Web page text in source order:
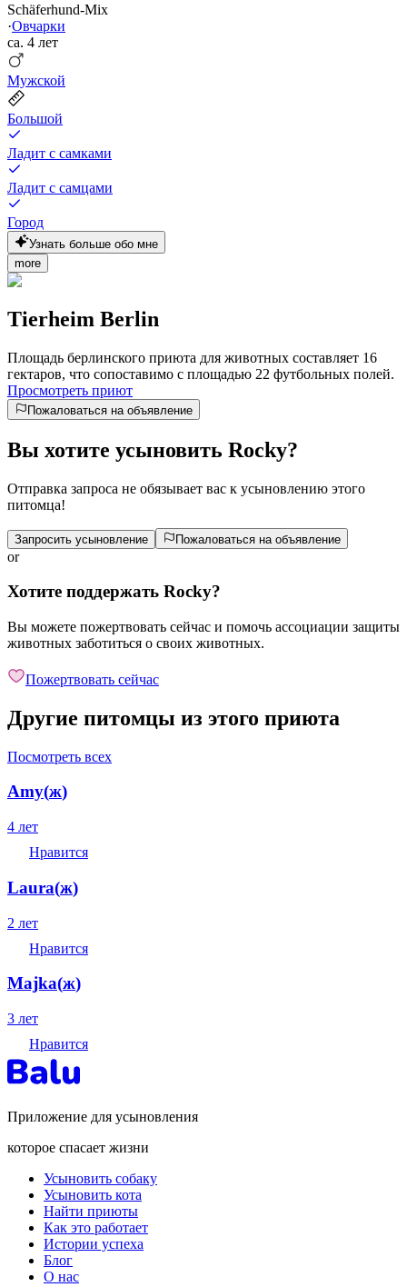
Schäferhund-Mix
·Овчарки
ca. 4 лет
Мужской
Большой
Ладит с самками
Ладит с самцами
Город
Узнать больше обо мне
more
Tierheim Berlin
Площадь берлинского приюта для животных составляет 16
гектаров, что сопоставимо с площадью 22 футбольных полей.
Просмотреть приют
Пожаловаться на объявление
Вы хотите усыновить Rocky?
Отправка запроса не обязывает вас к усыновлению этого
питомца!
Запросить усыновление Пожаловаться на объявление
or
Хотите поддержать Rocky?
Вы можете пожертвовать сейчас и помочь ассоциации защиты
животных заботиться о своих животных.
Пожертвовать сейчас
Другие питомцы из этого приюта
Посмотреть всех
Amy(ж)
4 лет
Нравится
Laura(ж)
2 лет
Нравится
Majka(ж)
3 лет
Нравится
Приложение для усыновления
которое спасает жизни
Усыновить собаку
Усыновить кота
Найти приюты
Как это работает
Истории успеха
Блог
О нас